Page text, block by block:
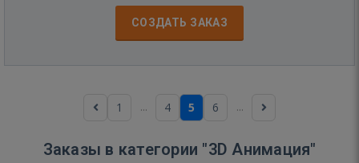
СОЗДАТЬ ЗАКАЗ
1 ... 4 5 6 ...
Заказы в категории "3D Анимация"